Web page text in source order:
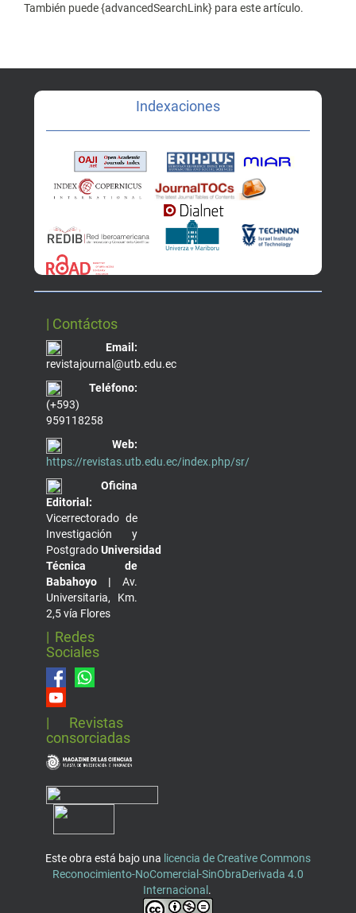
También puede {advancedSearchLink} para este artículo.
Indexaciones
| Contáctos
Email:
revistajournal@utb.edu.ec
Teléfono:
(+593)
959118258
Web:
https://revistas.utb.edu.ec/index.php/sr/
Oficina
Editorial:
Vicerrectorado de
Investigación y
PostgradoUniversidad
Técnica de
Babahoyo | Av.
Universitaria, Km.
2,5 vía Flores
| Redes
Sociales
| Revistas
consorciadas
Este obra está bajo una licencia de Creative Commons
Reconocimiento-NoComercial-SinObraDerivada 4.0
Internacional .